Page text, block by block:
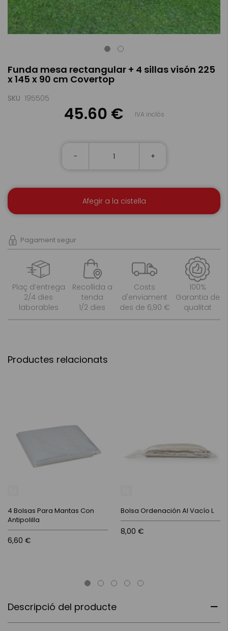
Funda mesa rectangular + 4 sillas visón 225
x 145 x 90 cm Covertop
SKU 195505
45.60 € IVA inclòs
- +
Afegir a la cistella
Pagament segur
Plaç d’entrega
2/4 dies
laborables
Recollida a
tenda
1/2 dies
Costs
d'enviament
des de 6,90 €
100%
Garantia de
qualitat
to
the
of
Descripció del producte
Productes relacionats
4 Bolsas Para Mantas Con
Antipolilla
6,60 €
Bolsa Ordenación Al Vacío L
8,00 €